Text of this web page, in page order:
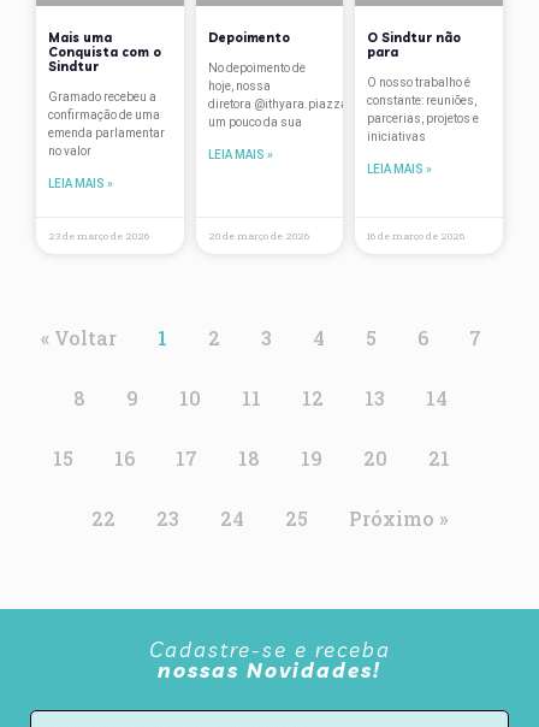
Mais uma
Conquista com o
Sindtur
Gramado recebeu a
confirmação de uma
emenda parlamentar
no valor
LEIA MAIS »
23 de março de 2026
Depoimento
No depoimento de
hoje, nossa
diretora @ithyara.piazza conta
um pouco da sua
LEIA MAIS »
20 de março de 2026
O Sindtur não
para
O nosso trabalho é
constante: reuniões,
parcerias, projetos e
iniciativas
LEIA MAIS »
16 de março de 2026
« Voltar 1 2 3 4 5 6 7
8 9 10 11 12 13 14
15 16 17 18 19 20 21
22 23 24 25 Próximo »
Cadastre-se e receba
nossas Novidades!